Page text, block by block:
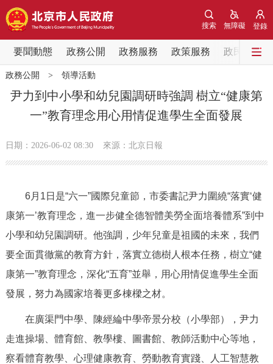
登錄
無障礙
搜索
要聞動態 政務公開 政務服務 政策服務 政民互動
要聞動態
黨中央精神
北京要聞 會議資訊 部門動態
市領導 機構職能 政策服務
政策兌現 政策解讀 回應關切
決策公開 專題公開
政務服務
政務公開 > 領導活動
尹力到中小學和幼兒園調研時強調 樹立“健康第
一”教育理念用心用情促進學生全面發展
日期：2026-06-02 08:30 來源：北京日報
6月1日是“六一”國際兒童節，市委書記尹力圍繞“落實‘健
康第一’教育理念，進一步健全德智體美勞全面培養體系”到中
小學和幼兒園調研。他強調，少年兒童是祖國的未來，我們
要全面貫徹黨的教育方針，落實立德樹人根本任務，樹立“健
康第一”教育理念，深化“五育”並舉，用心用情促進學生全面
發展，努力為國家培養更多棟樑之材。
在廣渠門中學、陳經綸中學帝景分校（小學部），尹力
走進操場、體育館、教學樓、圖書館、教師活動中心等地，
察看體育教學、心理健康教育、勞動教育實踐、人工智慧教